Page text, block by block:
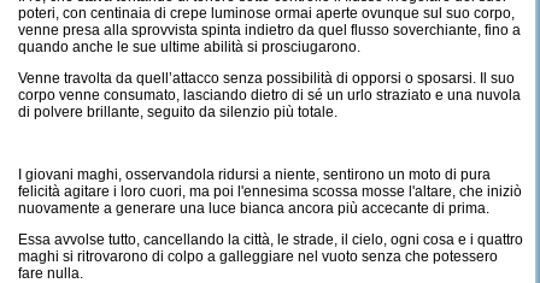
poteri, con centinaia di crepe luminose ormai aperte ovunque sul suo corpo,
venne presa alla sprovvista spinta indietro da quel flusso soverchiante, fino a
quando anche le sue ultime abilità si prosciugarono.
Venne travolta da quell’attacco senza possibilità di opporsi o sposarsi. Il suo
corpo venne consumato, lasciando dietro di sé un urlo straziato e una nuvola
di polvere brillante, seguito da silenzio più totale.
I giovani maghi, osservandola ridursi a niente, sentirono un moto di pura
felicità agitare i loro cuori, ma poi l'ennesima scossa mosse l'altare, che iniziò
nuovamente a generare una luce bianca ancora più accecante di prima.
Essa avvolse tutto, cancellando la città, le strade, il cielo, ogni cosa e i quattro
maghi si ritrovarono di colpo a galleggiare nel vuoto senza che potessero
fare nulla.